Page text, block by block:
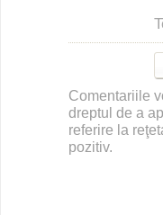
Comentariile
dreptul de a
referire la
pozitiv.